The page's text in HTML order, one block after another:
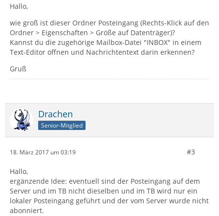
Hallo,
wie groß ist dieser Ordner Posteingang (Rechts-Klick auf den
Ordner > Eigenschaften > Größe auf Datenträger)?
Kannst du die zugehörige Mailbox-Datei "INBOX" in einem
Text-Editor öffnen und Nachrichtentext darin erkennen?
Gruß
Drachen
Senior-Mitglied
18. März 2017 um 03:19 #3
Hallo,
ergänzende Idee: eventuell sind der Posteingang auf dem
Server und im TB nicht dieselben und im TB wird nur ein
lokaler Posteingang geführt und der vom Server wurde nicht
abonniert.